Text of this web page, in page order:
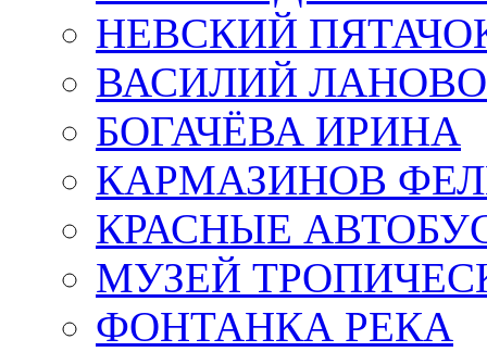
НЕВСКИЙ
ВАСИЛИЙ
БОГАЧЁВА ИРИНА
КАРМАЗИНОВ
КРАСНЫЕ
МУЗЕЙ
ФОНТАНКА РЕКА